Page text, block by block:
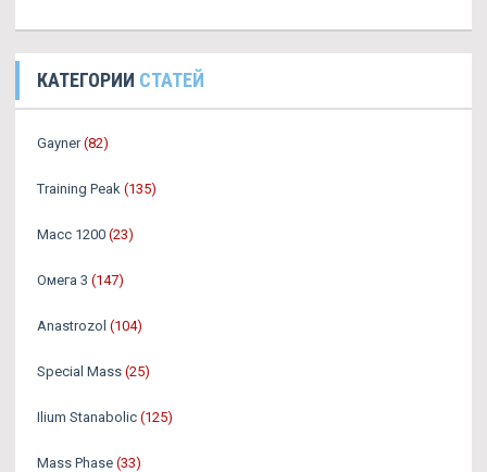
КАТЕГОРИИ СТАТЕЙ
Gayner (82)
Training Peak (135)
Масс 1200 (23)
Омега 3 (147)
Аnastrozol (104)
Special Mass (25)
Ilium Stanabolic (125)
Mass Phase (33)